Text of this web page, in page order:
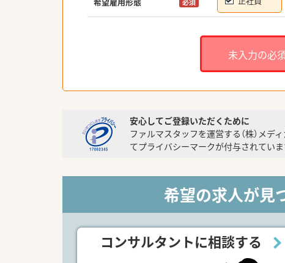
必須
未入力の必
安心してご登録いただくために
ファルマスタッフを運営する（株）メデ
てプライバシーマークが付与されていま
希望の求人が
コンサルタントに相談する